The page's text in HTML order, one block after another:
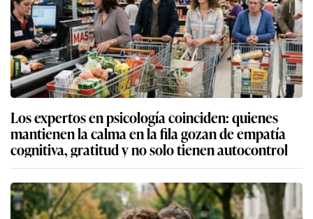
Los expertos en psicología coinciden: quienes
mantienen la calma en la fila gozan de empatía
cognitiva, gratitud y no solo tienen autocontrol